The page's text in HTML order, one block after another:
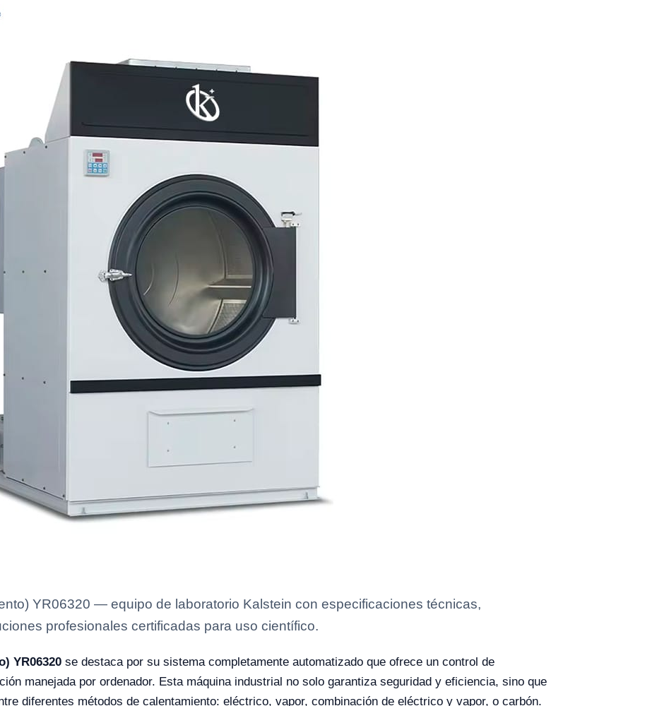
YR06320 — equipo de laboratorio Kalstein con especificaciones técnicas,
profesionales certificadas para uso científico.
YR06320 se destaca por su sistema completamente automatizado que ofrece un control de
manejada por ordenador. Esta máquina industrial no solo garantiza seguridad y eficiencia, sino que
diferentes métodos de calentamiento: eléctrico, vapor, combinación de eléctrico y vapor, o carbón.